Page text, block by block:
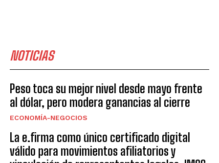
NOTICIAS
Peso toca su mejor nivel desde mayo frente
al dólar, pero modera ganancias al cierre
ECONOMÍA-NEGOCIOS
La e.firma como único certificado digital
válido para movimientos afiliatorios y